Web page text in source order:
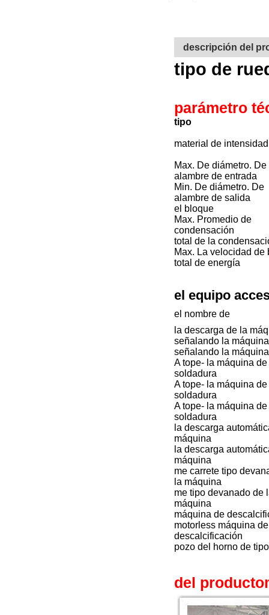
descripción del
tipo de
parámetro
tipo
material de intensidad
Max. De diámetro. De
alambre de entrada
Min. De diámetro. De
alambre de salida
el bloque
Max. Promedio de
condensación
total de la
Max. La velocidad de
total de energía
el equipo
el nombre de
la descarga de la
señalando la máquina
señalando la máquina
A tope- la máquina de
soldadura
A tope- la máquina de
soldadura
A tope- la máquina de
soldadura
la descarga
máquina
la descarga
máquina
me carrete tipo
la máquina
me tipo devanado de
máquina
máquina de
motorless máquina de
descalcificación
pozo del horno de tipo
del producto